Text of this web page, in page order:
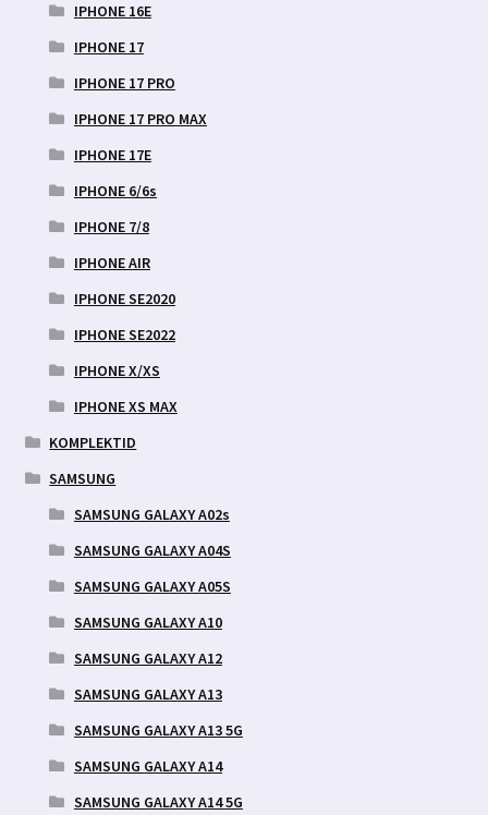
IPHONE 16E
IPHONE 17
IPHONE 17 PRO
IPHONE 17 PRO MAX
IPHONE 17E
IPHONE 6/6s
IPHONE 7/8
IPHONE AIR
IPHONE SE2020
IPHONE SE2022
IPHONE X/XS
IPHONE XS MAX
KOMPLEKTID
SAMSUNG
SAMSUNG GALAXY A02s
SAMSUNG GALAXY A04S
SAMSUNG GALAXY A05S
SAMSUNG GALAXY A10
SAMSUNG GALAXY A12
SAMSUNG GALAXY A13
SAMSUNG GALAXY A13 5G
SAMSUNG GALAXY A14
SAMSUNG GALAXY A14 5G